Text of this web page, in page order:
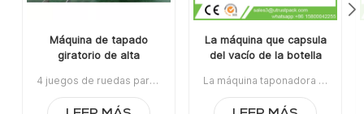
Máquina de tapado
giratorio de alta
de jugo de fruta
4 juegos de ruedas para atornillar tapas, alta velocidad, tapas giratorias para tapas de botellas rociadoras / tapas de botellas de jugoPedido mínimo: 1Pago:T/TPuerto de embarque: GuangzhouRegión original: ChinaPlazo de entrega: 15 días después de recibir el depósito.
La máquina que capsula
del vacío de la botella
máquina que capsula
del vacío
La máquina taponadora al vacío de botellas de vidrio / la máquina taponadora al vacío giratoria es aplicable para tapas giratorias, tapas con orejetas, tapas roscadas, tapas de rosca continua, tapas acanaladas, tapas y cierres de cúpula, etc.Artículo No:UT0AXG8La orden mínima:1Pago:TTPuerto de embarque:CantónRegión original:Guangzhou, ChinaTiempo de espera:30 días después de recibir el depósito